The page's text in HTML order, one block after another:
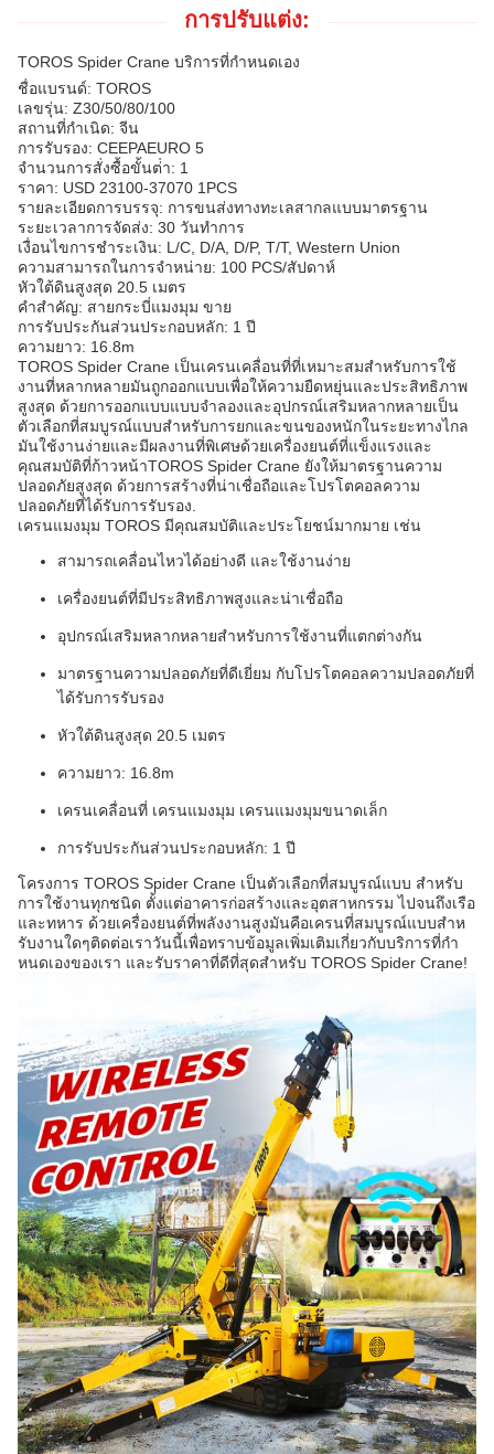
การปรับแต่ง:
TOROS Spider Crane บริการที่กําหนดเอง
ชื่อแบรนด์: TOROS
เลขรุ่น: Z30/50/80/100
สถานที่กําเนิด: จีน
การรับรอง: CEEPAEURO 5
จํานวนการสั่งซื้อขั้นต่ํา: 1
ราคา: USD 23100-37070 1PCS
รายละเอียดการบรรจุ: การขนส่งทางทะเลสากลแบบมาตรฐาน
ระยะเวลาการจัดส่ง: 30 วันทําการ
เงื่อนไขการชําระเงิน: L/C, D/A, D/P, T/T, Western Union
ความสามารถในการจําหน่าย: 100 PCS/สัปดาห์
หัวใต้ดินสูงสุด 20.5 เมตร
คําสําคัญ: สายกระบี่แมงมุม ขาย
การรับประกันส่วนประกอบหลัก: 1 ปี
ความยาว: 16.8m
TOROS Spider Crane เป็นเครนเคลื่อนที่ที่เหมาะสมสําหรับการใช้
งานที่หลากหลายมันถูกออกแบบเพื่อให้ความยืดหยุ่นและประสิทธิภาพ
สูงสุด ด้วยการออกแบบแบบจําลองและอุปกรณ์เสริมหลากหลายเป็น
ตัวเลือกที่สมบูรณ์แบบสําหรับการยกและขนของหนักในระยะทางไกล
มันใช้งานง่ายและมีผลงานที่พิเศษด้วยเครื่องยนต์ที่แข็งแรงและ
คุณสมบัติที่ก้าวหน้าTOROS Spider Crane ยังให้มาตรฐานความ
ปลอดภัยสูงสุด ด้วยการสร้างที่น่าเชื่อถือและโปรโตคอลความ
ปลอดภัยที่ได้รับการรับรอง.
เครนแมงมุม TOROS มีคุณสมบัติและประโยชน์มากมาย เช่น
สามารถเคลื่อนไหวได้อย่างดี และใช้งานง่าย
เครื่องยนต์ที่มีประสิทธิภาพสูงและน่าเชื่อถือ
อุปกรณ์เสริมหลากหลายสําหรับการใช้งานที่แตกต่างกัน
มาตรฐานความปลอดภัยที่ดีเยี่ยม กับโปรโตคอลความปลอดภัยที่
ได้รับการรับรอง
หัวใต้ดินสูงสุด 20.5 เมตร
ความยาว: 16.8m
เครนเคลื่อนที่ เครนแมงมุม เครนแมงมุมขนาดเล็ก
การรับประกันส่วนประกอบหลัก: 1 ปี
โครงการ TOROS Spider Crane เป็นตัวเลือกที่สมบูรณ์แบบ สําหรับ
การใช้งานทุกชนิด ตั้งแต่อาคารก่อสร้างและอุตสาหกรรม ไปจนถึงเรือ
และทหาร ด้วยเครื่องยนต์ที่พลังงานสูงมันคือเครนที่สมบูรณ์แบบสําห
รับงานใดๆติดต่อเราวันนี้เพื่อทราบข้อมูลเพิ่มเติมเกี่ยวกับบริการที่กํา
หนดเองของเรา และรับราคาที่ดีที่สุดสําหรับ TOROS Spider Crane!